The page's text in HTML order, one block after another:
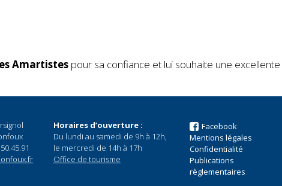
Amartistes pour sa confiance et lui souhaite une
Horaires d’ouverture :
Du lundi au samedi de 9h à 12h,
le mercredi de 14h à 17h
Office de tourisme
Facebook
Mentions légales
Confidentialité
Publications
règlementaires